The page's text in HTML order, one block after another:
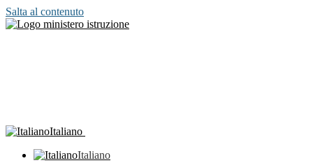
Salta al contenuto
Italiano
Italiano